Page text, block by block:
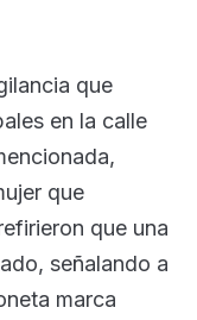
que
en la calle
que
que una
señalando a
marca